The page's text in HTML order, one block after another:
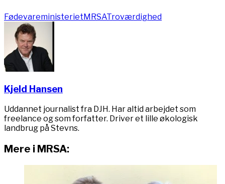
Fødevareministeriet MRSATroværdighed
Kjeld Hansen
Uddannet journalist fra DJH. Har altid arbejdet som
freelance og som forfatter. Driver et lille økologisk
landbrug på Stevns.
Mere i MRSA: